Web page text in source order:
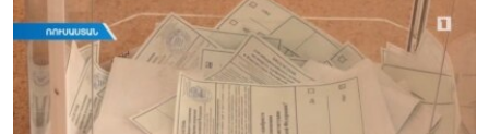
АРХИВ
Հայերեն